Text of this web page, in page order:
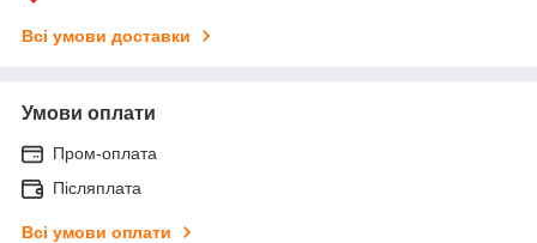
Всі умови доставки
Умови оплати
Пром-оплата
Післяплата
Всі умови оплати